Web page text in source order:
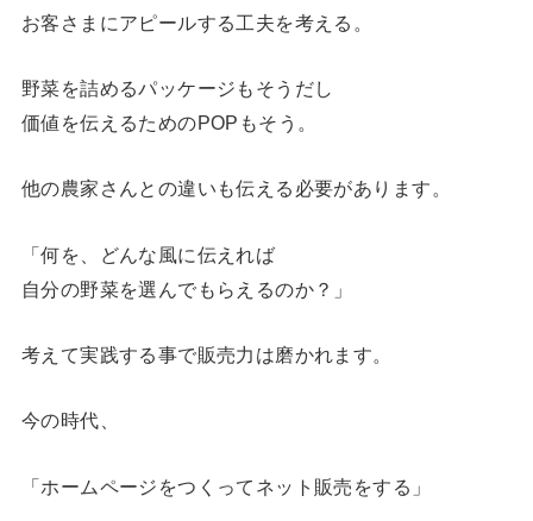
お客さまにアピールする工夫を考える。
野菜を詰めるパッケージもそうだし
価値を伝えるためのPOPもそう。
他の農家さんとの違いも伝える必要があります。
「何を、どんな風に伝えれば
自分の野菜を選んでもらえるのか？」
考えて実践する事で販売力は磨かれます。
今の時代、
「ホームページをつくってネット販売をする」